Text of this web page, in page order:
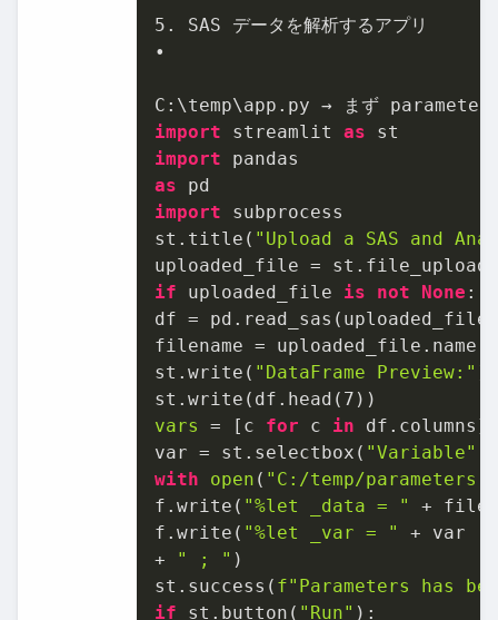
5.
SAS データを解析するアプリ
•
import streamlit as
import
as
import subprocess
st.title( "Upload a SAS and
uploaded_file =
if uploaded_file is not None :
df =
filename =
st.write( "DataFrame Preview:"
st.write(df.head( 7
vars
= [c for c in df.columns]
var = st.selectbox( "Variable"
with
open ( "C:/temp/
f.write( "%let _data = "
+
f.write( "%let _var = "
+ var
+
" ; " )
st.success( f"Parameters has
if st.button( "Run" ):